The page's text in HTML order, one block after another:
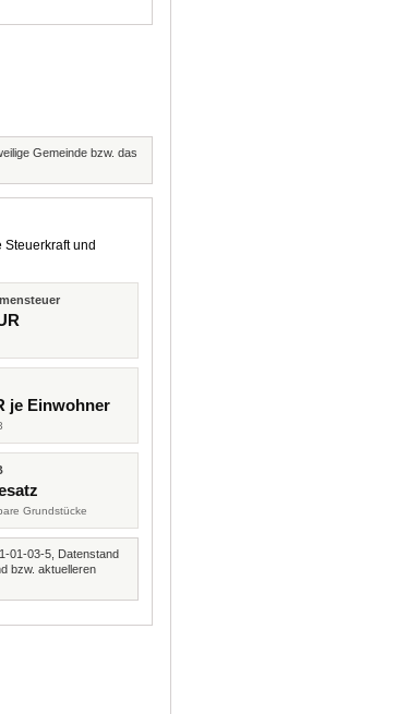
Gemeinde bzw. das
und
je Einwohner
Grundstücke
01-03-5, Datenstand
bzw. aktuelleren